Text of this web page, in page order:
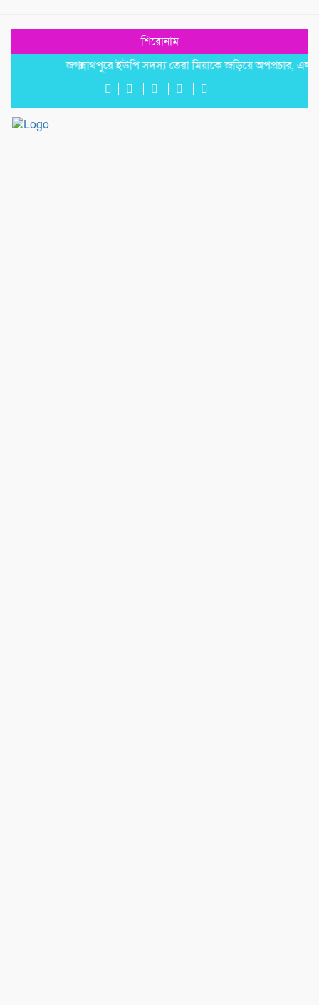
শিরোনাম
জগন্নাথপুরে ইউপি সদস্য তেরা মিয়াকে জড়িয়ে অপপ্রচার,